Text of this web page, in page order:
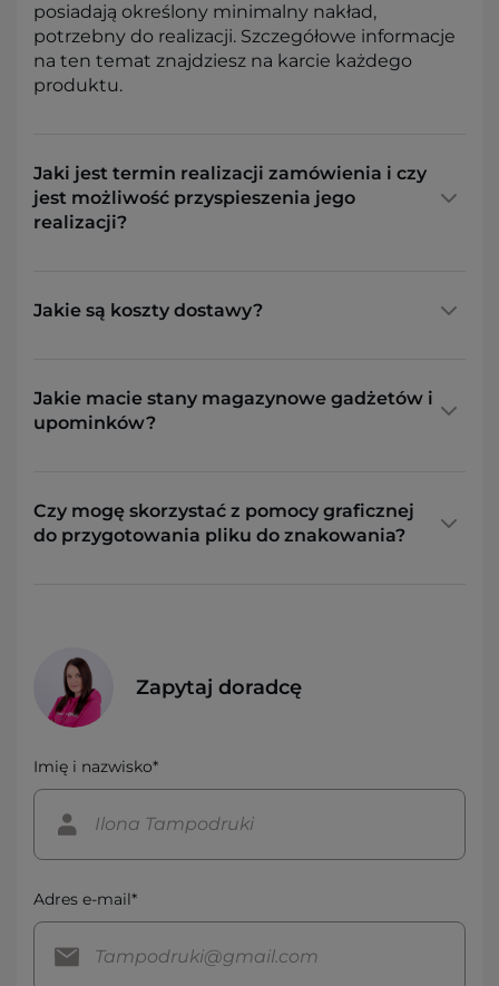
posiadają określony minimalny nakład,
potrzebny do realizacji. Szczegółowe informacje
na ten temat znajdziesz na karcie każdego
produktu.
Jaki jest termin realizacji zamówienia i czy
jest możliwość przyspieszenia jego
realizacji?
Jakie są koszty dostawy?
Jakie macie stany magazynowe gadżetów i
upominków?
Czy mogę skorzystać z pomocy graficznej
do przygotowania pliku do znakowania?
Zapytaj doradcę
Imię i nazwisko*
Adres e-mail*